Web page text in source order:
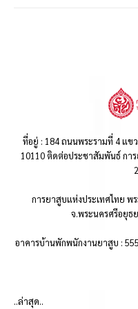
ที่อยู่ : 184 ถนนพระรามที่ 4 แข
10110 ติดต่อประชาสัมพันธ์ กา
การยาสูบแห่งประเทศไทย พ
จ.พระนครศรีอยุธ
อาคารบ้านพักพนักงานยาสูบ :
..ล่าสุด..